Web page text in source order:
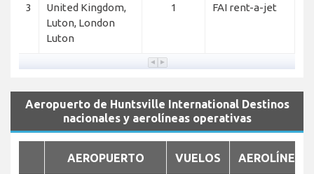
3
United Kingdom,
Luton, London
Luton
1 FAI rent-a-jet
Aeropuerto de Huntsville International Destinos
nacionales y aerolíneas operativas
AEROPUERTO VUELOS AEROLÍNEAS